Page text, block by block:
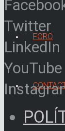
FORO
Twitter
LinkedIn
YouTube